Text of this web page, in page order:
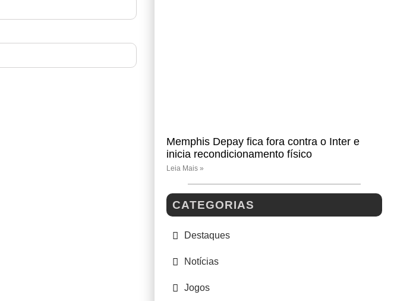
Memphis Depay fica fora contra o Inter e
inicia recondicionamento físico
Leia Mais »
CATEGORIAS
Destaques
Notícias
Jogos